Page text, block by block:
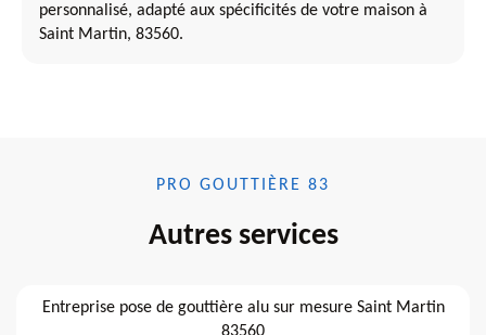
personnalisé, adapté aux spécificités de votre maison à
Saint Martin, 83560.
PRO GOUTTIÈRE 83
Autres services
Entreprise pose de gouttière alu sur mesure Saint Martin
83560